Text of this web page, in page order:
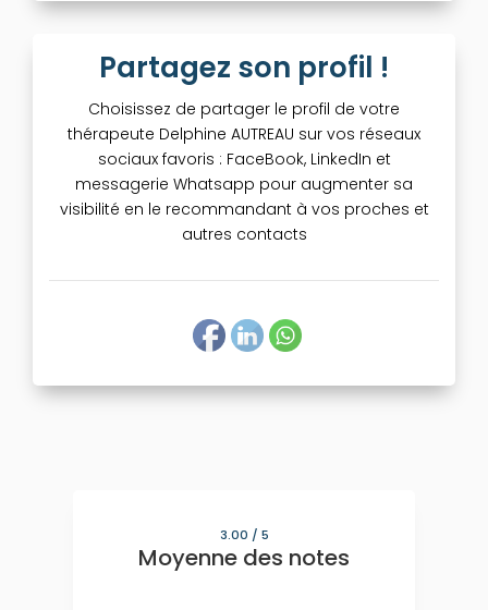
Partagez son profil !
Choisissez de partager le profil de votre
thérapeute Delphine AUTREAU sur vos réseaux
sociaux favoris : FaceBook, LinkedIn et
messagerie Whatsapp pour augmenter sa
visibilité en le recommandant à vos proches et
autres contacts
3.00 / 5
Moyenne des notes